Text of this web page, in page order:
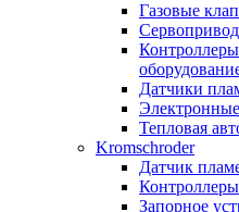
Газовые
Датчики
Тепловая
Kromschroder
Датчик
Запорное